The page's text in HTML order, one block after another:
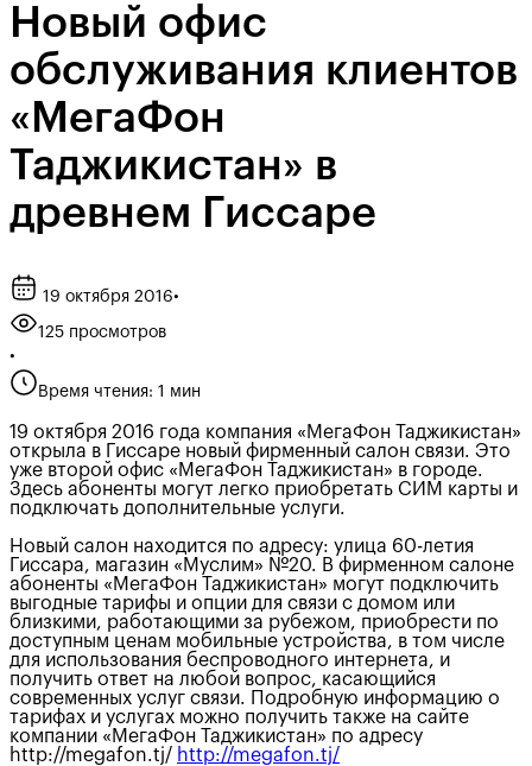
Новый офис
обслуживания клиентов
«МегаФон
Таджикистан» в
древнем Гиссаре
19 октября 2016•
125 просмотров
•
Время чтения: 1 мин
19 октября 2016 года компания «МегаФон Таджикистан»
открыла в Гиссаре новый фирменный салон связи. Это
уже второй офис «МегаФон Таджикистан» в городе.
Здесь абоненты могут легко приобретать СИМ карты и
подключать дополнительные услуги.
Новый салон находится по адресу: улица 60-летия
Гиссара, магазин «Муслим» №20. В фирменном салоне
абоненты «МегаФон Таджикистан» могут подключить
выгодные тарифы и опции для связи с домом или
близкими, работающими за рубежом, приобрести по
доступным ценам мобильные устройства, в том числе
для использования беспроводного интернета, и
получить ответ на любой вопрос, касающийся
современных услуг связи. Подробную информацию о
тарифах и услугах можно получить также на сайте
компании «МегаФон Таджикистан» по адресу
http://megafon.tj/ http://megafon.tj/